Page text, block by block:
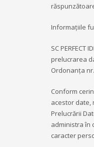
Informațiile
SC
prelucrarea
Ordonanța
Conform
acestor date,
Prelucrării
administra în
caracter